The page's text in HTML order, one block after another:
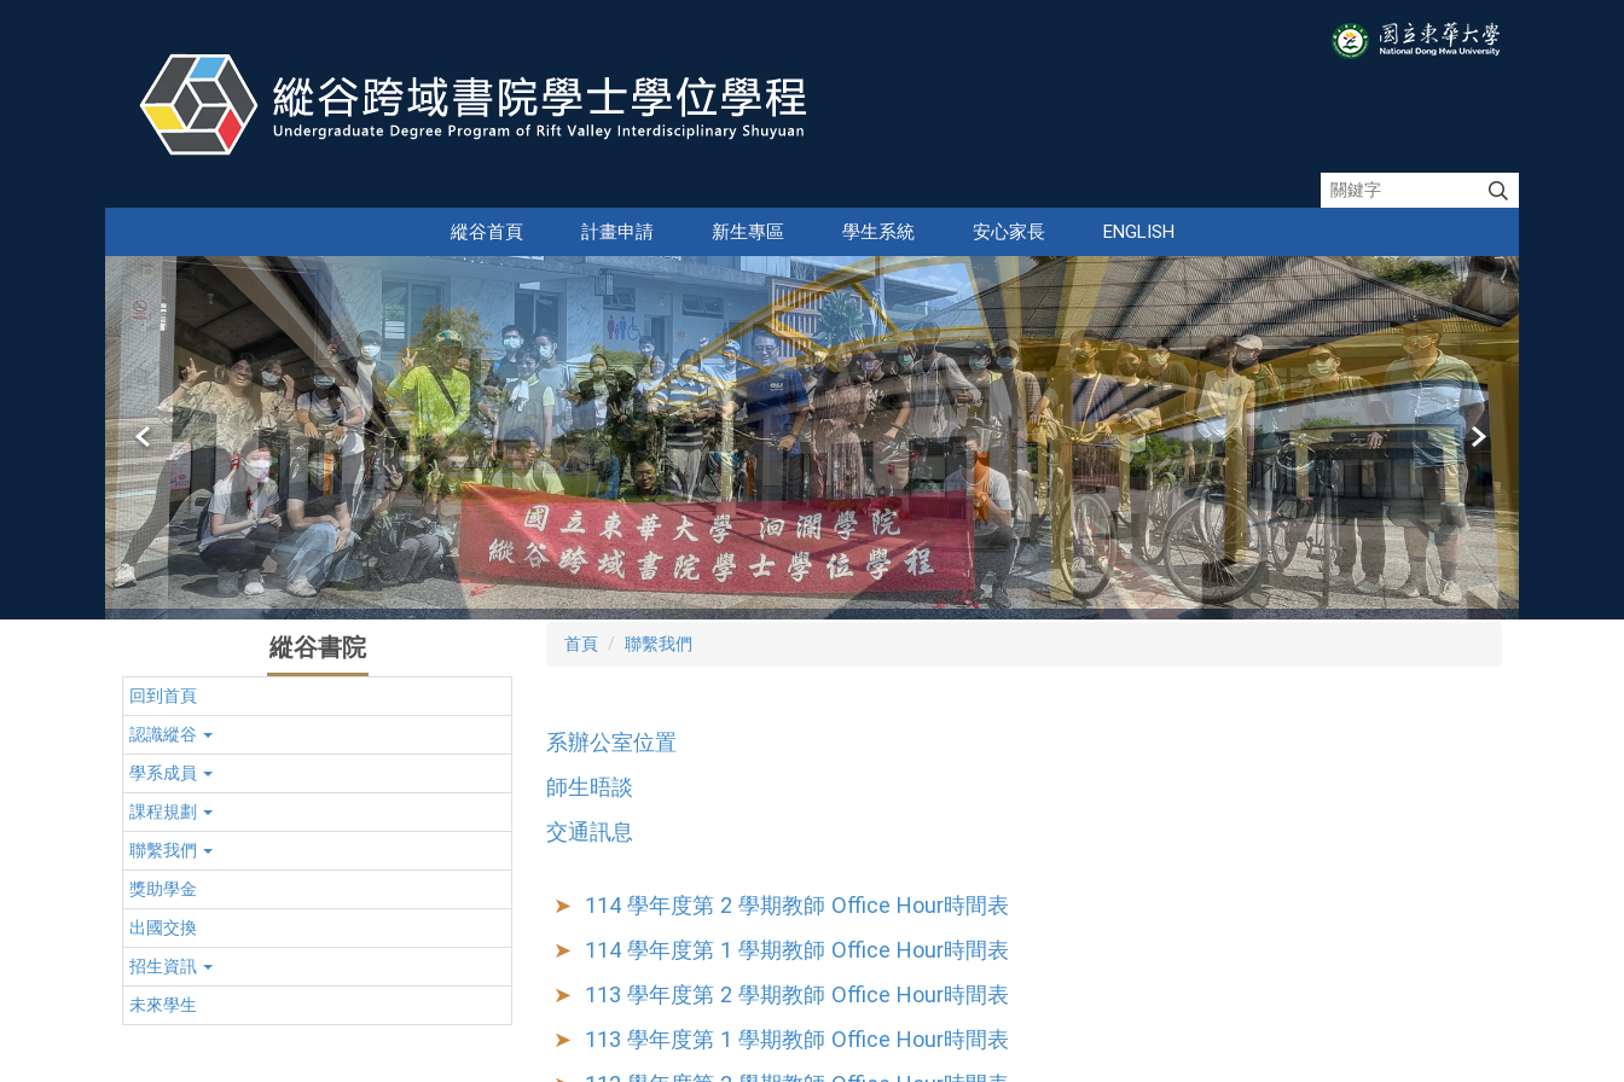
縱谷首頁 計畫申請 新生專區 學生系統 安心家長 ENGLISH
縱谷書院
回到首頁
認識縱谷
學系成員
課程規劃
聯繫我們
獎助學金
出國交換
招生資訊
未來學生
首頁 聯繫我們
系辦公室位置
師生晤談
交通訊息
114 學年度第 2 學期教師 Office Hour時間表
114 學年度第 1 學期教師 Office Hour時間表
113 學年度第 2 學期教師 Office Hour時間表
113 學年度第 1 學期教師 Office Hour時間表